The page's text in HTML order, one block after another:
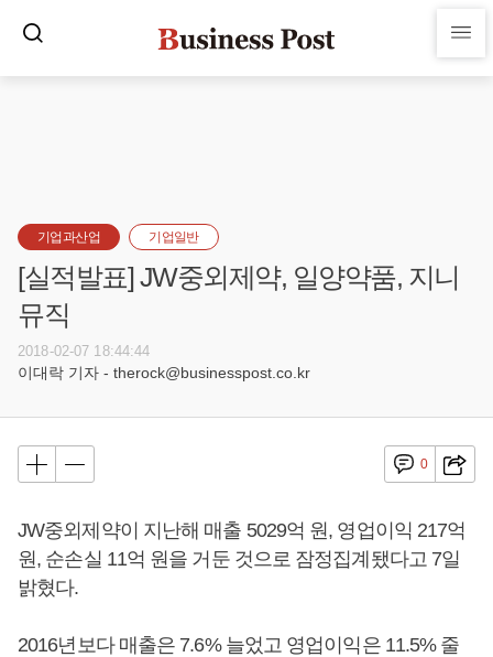
기업과산업 기업일반
[실적발표] JW중외제약, 일양약품, 지니
뮤직
2018-02-07 18:44:44
이대락 기자 - therock@businesspost.co.kr
0
JW중외제약이 지난해 매출 5029억 원, 영업이익 217억
원, 순손실 11억 원을 거둔 것으로 잠정집계됐다고 7일
밝혔다.
2016년보다 매출은 7.6% 늘었고 영업이익은 11.5% 줄